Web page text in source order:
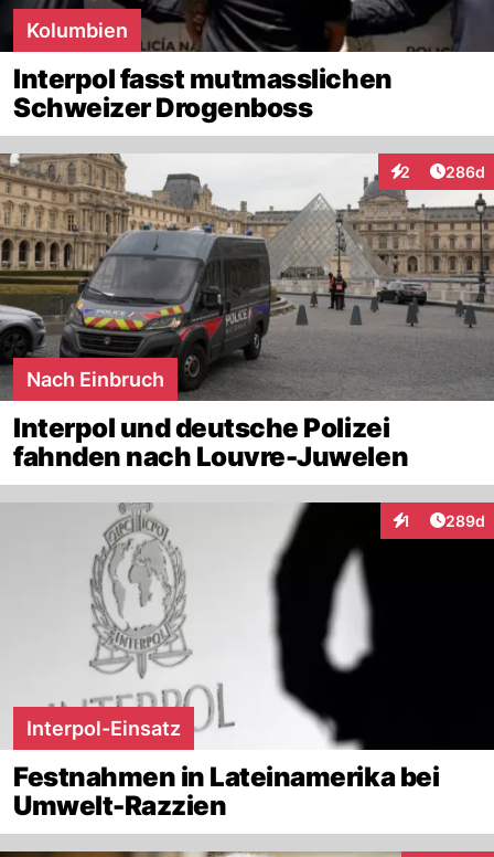
Kolumbien
Interpol fasst mutmasslichen
Schweizer Drogenboss
2
Interaktionen
286d
Nach Einbruch
Interpol und deutsche Polizei
fahnden nach Louvre-Juwelen
1
Interaktionen
289d
Interpol-Einsatz
Festnahmen in Lateinamerika bei
Umwelt-Razzien